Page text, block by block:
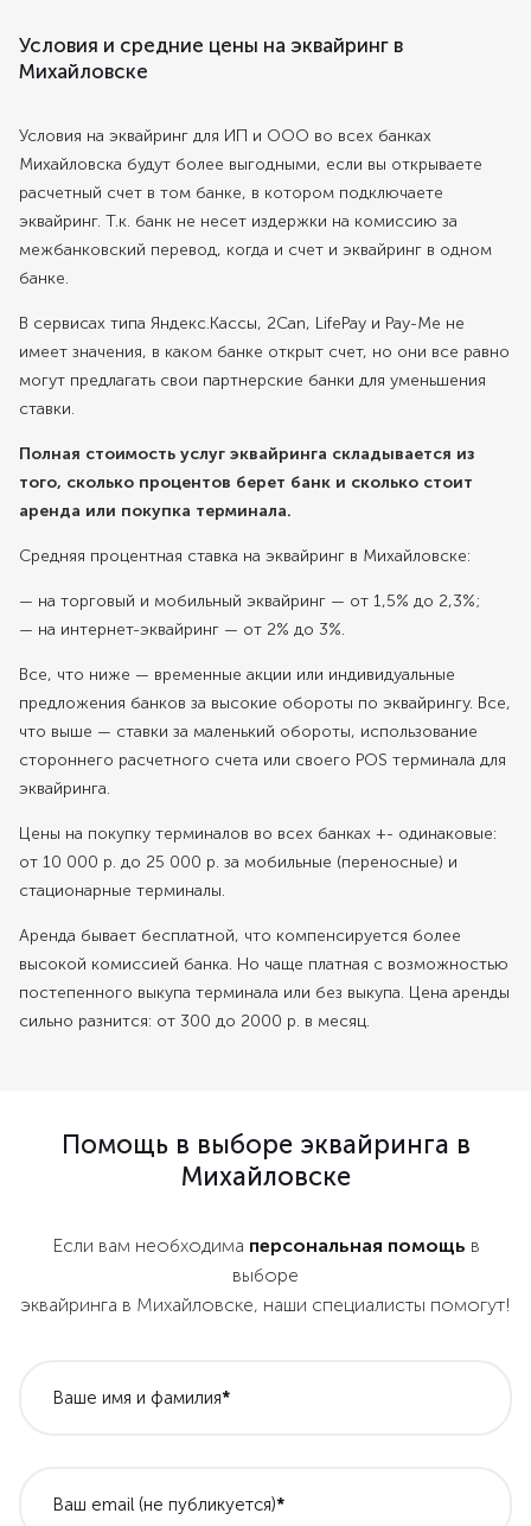
Условия и средние цены на эквайринг в
Михайловске
Условия на эквайринг для ИП и ООО во всех банках
Михайловска будут более выгодными, если вы открываете
расчетный счет в том банке, в котором подключаете
эквайринг. Т.к. банк не несет издержки на комиссию за
межбанковский перевод, когда и счет и эквайринг в одном
банке.
В сервисах типа Яндекс.Кассы, 2Can, LifePay и Pay-Me не
имеет значения, в каком банке открыт счет, но они все равно
могут предлагать свои партнерские банки для уменьшения
ставки.
Полная стоимость услуг эквайринга складывается из
того, сколько процентов берет банк и сколько стоит
аренда или покупка терминала.
Средняя процентная ставка на эквайринг в Михайловске:
— на торговый и мобильный эквайринг — от 1,5% до 2,3%;
— на интернет-эквайринг — от 2% до 3%.
Все, что ниже — временные акции или индивидуальные
предложения банков за высокие обороты по эквайрингу. Все,
что выше — ставки за маленький обороты, использование
стороннего расчетного счета или своего POS терминала для
эквайринга.
Цены на покупку терминалов во всех банках +- одинаковые:
от 10 000 р. до 25 000 р. за мобильные (переносные) и
стационарные терминалы.
Аренда бывает бесплатной, что компенсируется более
высокой комиссией банка. Но чаще платная с возможностью
постепенного выкупа терминала или без выкупа. Цена аренды
сильно разнится: от 300 до 2000 р. в месяц.
Помощь в выборе эквайринга в
Михайловске
Если вам необходима персональная помощь в
выборе
эквайринга в Михайловске, наши специалисты помогут!
Ваше имя и фамилия*
Ваш email (не публикуется)*